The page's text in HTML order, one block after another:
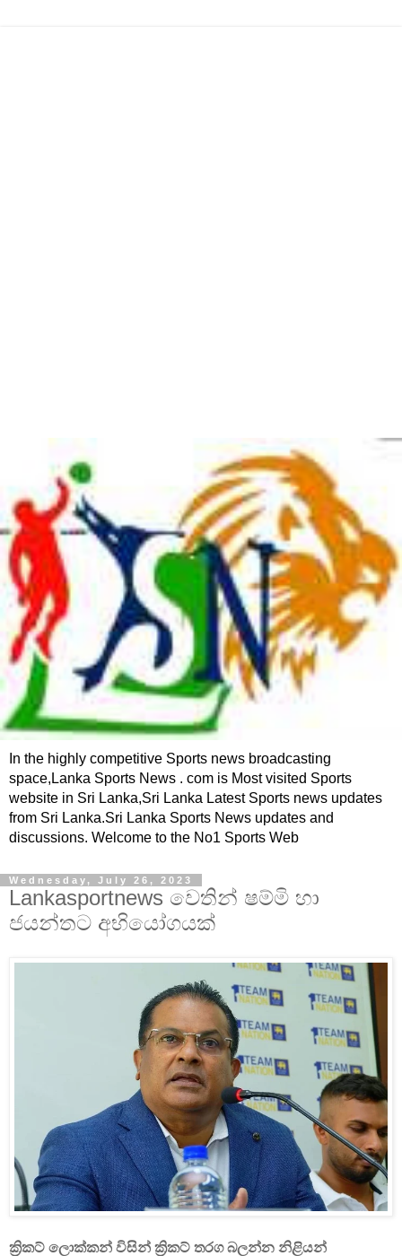
In the highly competitive Sports news broadcasting
space,Lanka Sports News . com is Most visited Sports
website in Sri Lanka,Sri Lanka Latest Sports news updates
from Sri Lanka.Sri Lanka Sports News updates and
discussions. Welcome to the No1 Sports Web
Wednesday, July 26, 2023
Lankasportnews වෙතින් ෂම්මි හා
ජයන්තට අභියෝගයක්
ක්‍රිකට් ලොක්කන් විසින් ක්‍රිකට් තරග බලන්න නිළියන්